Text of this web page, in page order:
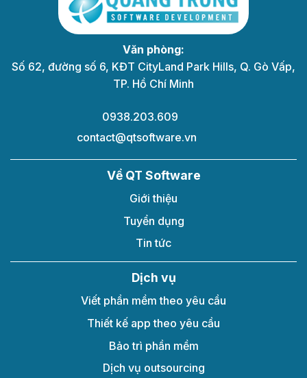
Văn phòng:
Số 62, đường số 6, KĐT CityLand Park Hills, Q. Gò Vấp,
TP. Hồ Chí Minh
0938.203.609
contact@qtsoftware.vn
Về QT Software
Giới thiệu
Tuyển dụng
Tin tức
Dịch vụ
Viết phần mềm theo yêu cầu​
Thiết kế app theo yêu cầu
Bảo trì phần mềm
Dịch vụ outsourcing